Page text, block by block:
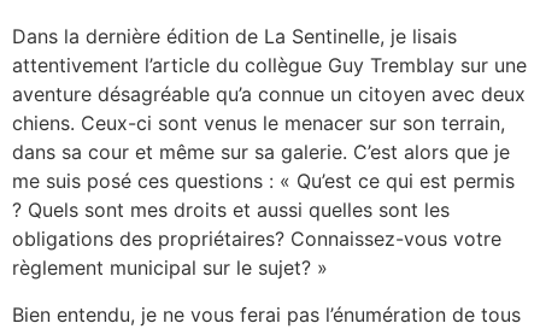
Dans la dernière édition de La Sentinelle, je lisais
attentivement l’article du collègue Guy Tremblay sur une
aventure désagréable qu’a connue un citoyen avec deux
chiens. Ceux-ci sont venus le menacer sur son terrain,
dans sa cour et même sur sa galerie. C’est alors que je
me suis posé ces questions : « Qu’est ce qui est permis
? Quels sont mes droits et aussi quelles sont les
obligations des propriétaires? Connaissez-vous votre
règlement municipal sur le sujet? »
Bien entendu, je ne vous ferai pas l’énumération de tous